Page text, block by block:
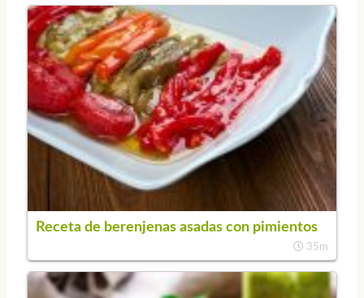
Receta de berenjenas asadas con pimientos
35m